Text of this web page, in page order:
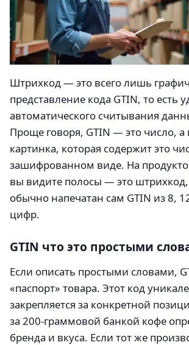
Штрихкод — это всего лишь
представление кода GTIN, то есть
автоматического считывания
Проще говоря, GTIN — это число,
картинка, которая содержит это
зашифрованном виде. На
вы видите полосы — это
обычно напечатан сам GTIN из 8,
цифр.
GTIN что это простыми
Если описать простыми словами,
«паспорт» товара. Этот код
закрепляется за конкретной
за 200‑граммовой банкой кофе
бренда и вкуса. Если тот же